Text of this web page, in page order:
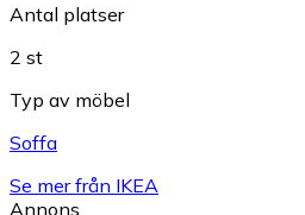
Antal platser
2 st
Typ av möbel
Soffa
Se mer från IKEA
Annons